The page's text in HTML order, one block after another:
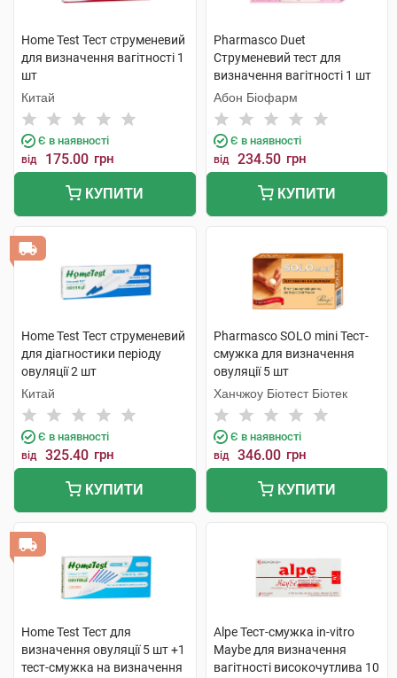
Home Test Тест струменевий
для визначення вагітності 1
шт
Китай
Є в наявності
від 175.00 грн
КУПИТИ
Pharmasco Duet
Струменевий тест для
визначення вагітності 1 шт
Абон Біофарм
Є в наявності
від 234.50 грн
КУПИТИ
Home Test Тест струменевий
для діагностики періоду
овуляції 2 шт
Китай
Є в наявності
від 325.40 грн
КУПИТИ
Pharmasco SOLO mini Тест-
смужка для визначення
овуляції 5 шт
Ханчжоу Біотест Біотек
Є в наявності
від 346.00 грн
КУПИТИ
Home Test Тест для
визначення овуляції 5 шт +1
тест-смужка на визначення
Alpe Тест-смужка in-vitro
Maybe для визначення
вагітності високочутлива 10